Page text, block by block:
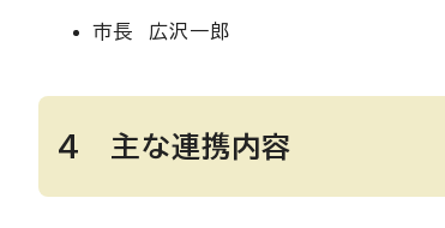
市長 広沢一郎
4 主な連携内容